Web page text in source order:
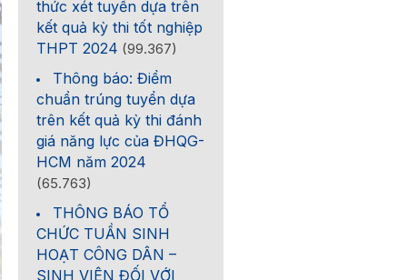
thức xét tuyển dựa trên
kết quả kỳ thi tốt nghiệp
THPT 2024 (99.367)
Thông báo: Điểm
chuẩn trúng tuyển dựa
trên kết quả kỳ thi đánh
giá năng lực của ĐHQG-
HCM năm 2024
(65.763)
THÔNG BÁO TỔ
CHỨC TUẦN SINH
HOẠT CÔNG DÂN –
SINH VIÊN ĐỐI VỚI